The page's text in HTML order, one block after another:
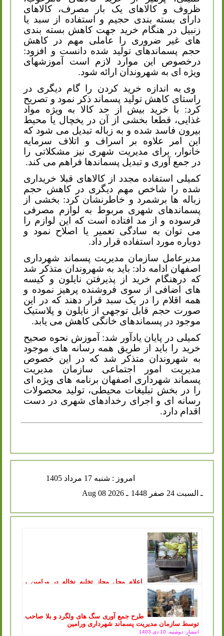
ظروف و کالاهای یک بار مصرف، کالاهای
دارای بسته بندی حجیم و استفاده از سبد یا
زنبیل در هنگام خرید جهت کاهش بسته بندی
های غیر ضروری را عاملی مهم در کاهش
حجم پسماندهای تولید شده دانست و افزود:
درخصوص این موارد لازم است آموزشهای
ویژه ای به شهروندان ارائه شود.
وی به اندازه خرید کردن را گام دیگری در
راستای کاهش تولید پسماند ذکر نمود و تصریح
کرد: با خرید بیش از حد کالا به ویژه مواد
غذایی، قطعا بخشی از آن در یخچال یا محیط
بیرون فاسد شده و به زباله تبدیل می شود که
این امر علاوه بر اسراف و اتلاف سرمایه
خانوار، برای مدیریت شهری نیز مشکلاتی را
در جمع آوری و تبدیل پسماندها فراهم می کند.
کمیلی استفاده مجدد از کالاهای قبلا خریداری
شده را شاخص مهم دیگری در کاهش حجم
زباله ها برشمرد و خاطرنشان کرد: بخشی از
پسماندهای شهری مربوط به لوازم مصرفی
فرسوده و از مد افتاده است که این لوازم را
می توان به سادگی تعمیر یا اصلاح نمود و
دوباره مورد استفاده قرار داد.
مدیرعامل سازمان مدیریت پسماند شهرداری
اصفهان ادامه داد: باید به شهروندان متذکر شد
که درهنگام خرید از پذیرفتن نایلون و کیسه
های اضافی از سوی فروشنده پرهیز نموده و
همه اقلام را در یک سبد قرار دهند که در این
صورت حجم قابل توجهی از نایلون و پلاستیک
موجود در پسماندهای خانگی کاهش می یابد.
کمیلی در پایان یادآور شد: آموزش نحوه صحیح
خرید را باید از طریق همه رسانه های موجود
به شهروندان متذکر شد که در این خصوص
مدیریت امور اجتماعی سازمان مدیریت
پسماند شهرداری اصفهان برنامه های ویژه ای
را در بخش تبلیغات محیطی، تولید محصولات
رسانه ای و اجرای رخدادهای شهری در دست
اقدام دارد.
امروز : شنبه 17 مرداد 1405
ـ السبت 24 صفر 1448
ـ Aug 08 2026
اعلام محل مجاز تخلیه نخاله در ورامین ،
توقیف خودروهای متخلف در پی آن
انتشار: یکشنبه, 11 مرداد 1405
سازمان مدیریت پسماند شهرداری ورامین طی اطلاعیه‌ای، محل
جدید و مجاز تخلیه پسماندهای عمرانی و ساختمانی را اعلام کرد
و هشدار داد که...ادامه مطلب ..
طرح جمع آوری سگ های ولگرد و بلا صاحب
توسط سازمان مدیریت پسماند شهرداری ورامین
انتشار: دوشنبه, 10 دی 1403